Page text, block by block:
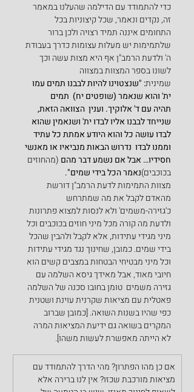
כדי להתמודד עם הדילמה שהעלנו במאמר
זה, נקדים ונאמר, שכל קיצוניות בכל
התחומים איננה תמיד רצויה ולכן ברור
שלתמימות יש מעלות עצומות כדרך בעבודת
ה' ולדעת הרמב"ן אף היא מצות עשה וכך
לשונו בספר המצוות במצווה
שמינית: "שנצטוינו להיות לבבנו תמים עמו
ית' והוא שנאמר (שופטים יח)  תמים
תהיה עם ד' אלוקיך. וענין  הצוואה הזאת,
שנייחד לבבנו אליו לבדו ית' ושנאמין שהוא
לבדו עושה כל והוא היודע אמתת כל עתיד
וממנו לבדו  נדרוש הבאות מנביאיו או מאנשי
חסידיו… אבל אם נשמע דבר מהם (מהחוזים
בכוכבים)נאמר הכל בידי שמים".
מצוות התמימות לדעת הרמב"ן דורשת
מהאדם לקבל את מה שמתרחש
כ'גזירה-משמים' ולא לנסות למצוא פתרונות
ולדעת מה קורה מכל מיני חוזים בכוכבים וכל
מיני מגידי עתידות, אלא לקבל ולהבין שהכל
בידי שמים. כמובן, שחינוך נגד מגידי עתידות
וכל מיני מבטיחי הבטחות במצבים קשים הוא
חיובי מאוד, אבל מאידך גיסא השלמה עם
גזירה משמים  טומן בחובו סכנה של השלמה
פאטלית עם מציאות שקרנית עוינת ושטנית
כפי שהיו בשנות השואה. [כמובן שברוב
המקרים בשואה גם ידיעת המציאות המרה
לא הייתה מאפשרת לעשות משהו].
אם כן מהו הפתרון? מהי הדרך להתמודד עם
מציאות מורכבת שכזו? אין לנו ברירה אלא